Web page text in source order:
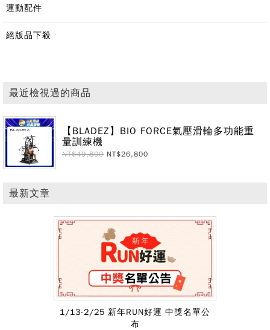
運動配件
絕版品下殺
最近檢視過的商品
【BLADEZ】BIO FORCE氣壓滑輪多功能重
量訓練機
NT$49,800 NT$26,800
最新文章
1/13-2/25 新年RUN好運 中獎名單公
布